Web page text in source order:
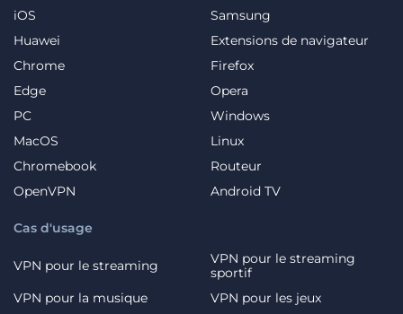
iOS
Samsung
Huawei
Extensions de navigateur
Chrome
Firefox
Edge
Opera
PC
Windows
MacOS
Linux
Chromebook
Routeur
OpenVPN
Android TV
Cas d'usage
VPN pour le streaming
VPN pour le streaming
sportif
VPN pour la musique
VPN pour les jeux